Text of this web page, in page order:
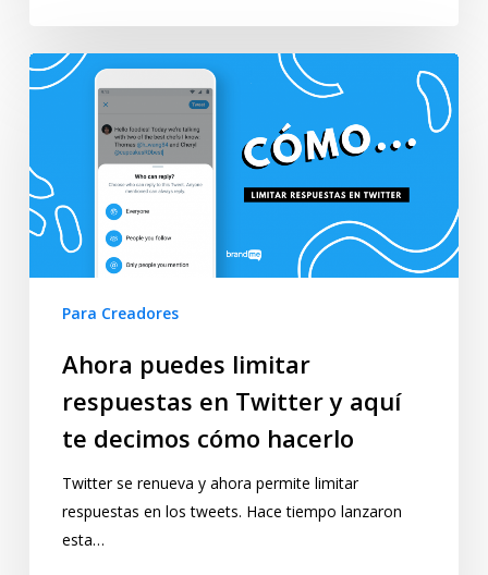
Para Creadores
Ahora puedes limitar
respuestas en Twitter y aquí
te decimos cómo hacerlo
Twitter se renueva y ahora permite limitar
respuestas en los tweets. Hace tiempo lanzaron
esta…